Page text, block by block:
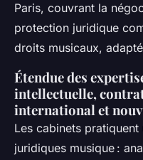
Paris, couvrant la
protection juridique
droits musicaux,
Étendue des
intellectuelle,
international et
Les cabinets
juridiques musique :